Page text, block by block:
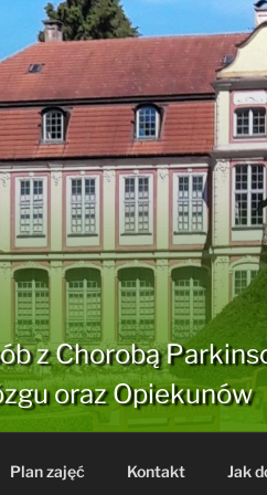
z Chorobą
oraz Opiekunów
Plan zajęć Kontakt Jak